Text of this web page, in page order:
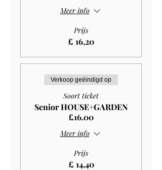
Meer info
Prijs
£ 16,20
Verkoop geëindigd op
Soort ticket
Senior HOUSE+GARDEN
£16.00
Meer info
Prijs
£ 14,40